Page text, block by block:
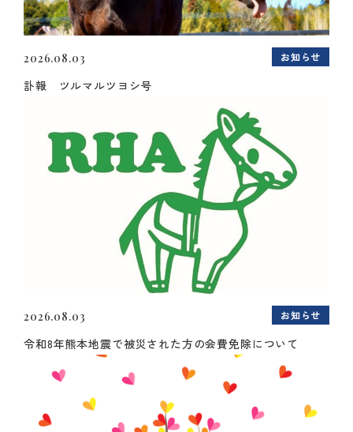
2026.08.03 お知らせ
訃報 ツルマルツヨシ号
2026.08.03 お知らせ
令和8年熊本地震で被災された方の会費免除について